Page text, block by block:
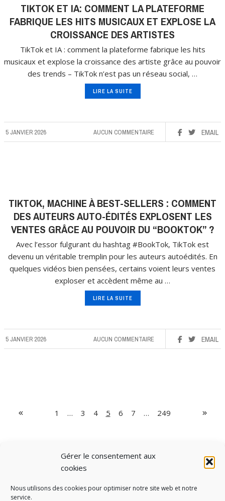
Gérer le consentement aux
cookies
Nous utilisons des cookies pour optimiser notre site web et notre
service.
TIKTOK ET IA: COMMENT LA PLATEFORME
FABRIQUE LES HITS MUSICAUX ET EXPLOSE LA
CROISSANCE DES ARTISTES
TikTok et IA : comment la plateforme fabrique les hits
musicaux et explose la croissance des artiste grâce au pouvoir
des trends – TikTok n’est pas un réseau social, …
LIRE LA SUITE
5 JANVIER 2026 EMAIL
AUCUN COMMENTAIRE
TIKTOK, MACHINE À BEST-SELLERS : COMMENT
DES AUTEURS AUTO-ÉDITÉS EXPLOSENT LES
VENTES GRÂCE AU POUVOIR DU “BOOKTOK” ?
Avec l’essor fulgurant du hashtag #BookTok, TikTok est
devenu un véritable tremplin pour les auteurs autoédités. En
quelques vidéos bien pensées, certains voient leurs ventes
exploser et accèdent même au …
LIRE LA SUITE
5 JANVIER 2026 EMAIL
AUCUN COMMENTAIRE
1 … 3 4 5 6 7 … 249